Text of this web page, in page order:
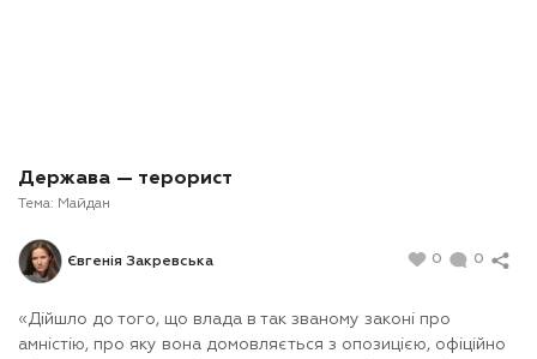
Держава — терорист
Тема: Майдан
Євгенія Закревська 0 0
«Дійшло до того, що влада в так званому законі про
амністію, про яку вона домовляється з опозицією, офіційно